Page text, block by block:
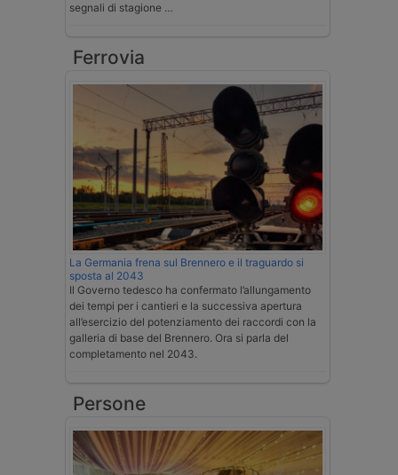
segnali di stagione …
Ferrovia
La Germania frena sul Brennero e il traguardo si
sposta al 2043
Il Governo tedesco ha confermato l’allungamento
dei tempi per i cantieri e la successiva apertura
all’esercizio del potenziamento dei raccordi con la
galleria di base del Brennero. Ora si parla del
completamento nel 2043.
Persone